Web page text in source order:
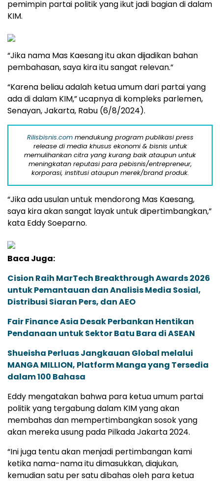
pemimpin partai politik yang ikut jadi bagian di dalam
KIM.
“Jika nama Mas Kaesang itu akan dijadikan bahan
pembahasan, saya kira itu sangat relevan.”
“Karena beliau adalah ketua umum dari partai yang
ada di dalam KIM,” ucapnya di kompleks parlemen,
Senayan, Jakarta, Rabu (6/8/2024).
Rilisbisnis.commendukung program publikasi press
release di media khusus ekonomi & bisnis untuk
memulihankan citra yang kurang baik ataupun untuk
meningkatan reputasi para pebisnis/entrepreneur,
korporasi, institusi ataupun merek/brand produk.
“Jika ada usulan untuk mendorong Mas Kaesang,
saya kira akan sangat layak untuk dipertimbangkan,”
kata Eddy Soeparno.
Baca Juga:
Cision Raih MarTech Breakthrough Awards 2026
untuk Pemantauan dan Analisis Media Sosial,
Distribusi Siaran Pers, dan AEO
Fair Finance Asia Desak Perbankan Hentikan
Pendanaan untuk Sektor Batu Bara di ASEAN
Shueisha Perluas Jangkauan Global melalui
MANGA MILLION, Platform Manga yang Tersedia
dalam 100 Bahasa
Eddy mengatakan bahwa para ketua umum partai
politik yang tergabung dalam KIM yang akan
membahas dan mempertimbangkan sosok yang
akan mereka usung pada Pilkada Jakarta 2024.
“Ini juga tentu akan menjadi pertimbangan kami
ketika nama-nama itu dimasukkan, diajukan,
kemudian satu per satu dibahas oleh para ketua